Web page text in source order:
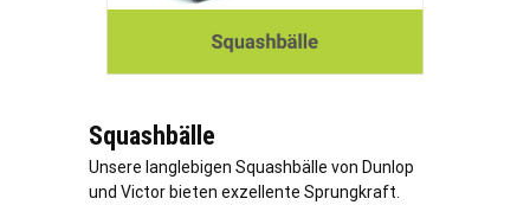
Squashbälle
Unsere langlebigen Squashbälle von Dunlop
und Victor bieten exzellente Sprungkraft.